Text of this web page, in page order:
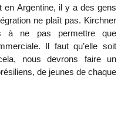
Argentine, il y a des gens
ne plaît pas. Kirchner
à ne pas permettre que
Il faut qu’elle soit
nous devrons faire un
de jeunes de chaque